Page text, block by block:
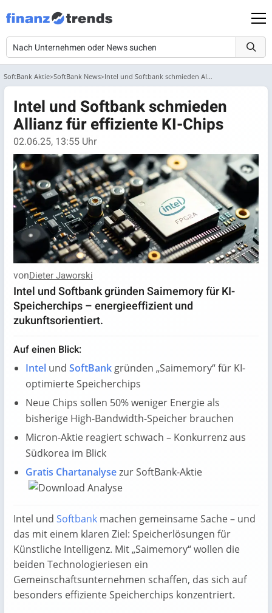
SoftBank Aktie SoftBank News Intel und Softbank schmieden Allianz für effiziente KI-Chips
Intel und Softbank schmieden
Allianz für effiziente KI-Chips
02.06.25, 13:55 Uhr
vonDieter Jaworski
Intel und Softbank gründen Saimemory für KI-
Speicherchips – energieeffizient und
zukunftsorientiert.
Auf einen Blick:
Intel und SoftBank gründen „Saimemory“ für KI-
optimierte Speicherchips
Neue Chips sollen 50% weniger Energie als
bisherige High-Bandwidth-Speicher brauchen
Micron-Aktie reagiert schwach – Konkurrenz aus
Südkorea im Blick
Gratis Chartanalysezur SoftBank-Aktie
Intel und Softbank machen gemeinsame Sache – und
das mit einem klaren Ziel: Speicherlösungen für
Künstliche Intelligenz. Mit „Saimemory“ wollen die
beiden Technologieriesen ein
Gemeinschaftsunternehmen schaffen, das sich auf
besonders effiziente Speicherchips konzentriert.